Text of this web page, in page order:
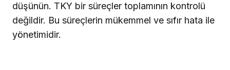
düşünün. TKY bir süreçler toplamının kontrolü
değildir. Bu süreçlerin mükemmel ve sıfır hata ile
yönetimidir.